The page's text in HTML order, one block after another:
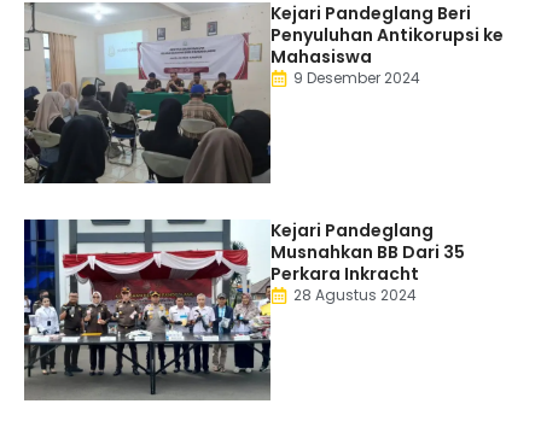
Kejari Pandeglang Beri
Penyuluhan Antikorupsi ke
Mahasiswa
9 Desember 2024
Kejari Pandeglang
Musnahkan BB Dari 35
Perkara Inkracht
28 Agustus 2024